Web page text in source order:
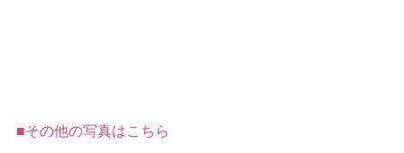
■その他の写真はこちら